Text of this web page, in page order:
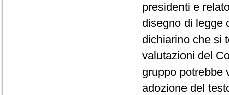
presidenti e
disegno di legge
dichiarino che si
valutazioni del
gruppo potrebbe
adozione del